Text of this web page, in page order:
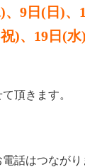
、9 日(日)、
)、19 日(
頂きます。
話はつなが